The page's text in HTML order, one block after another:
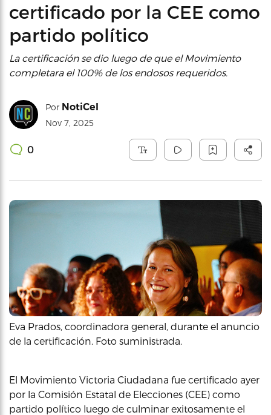
certificado por la CEE como
partido político
La certificación se dio luego de que el Movimiento
completara el 100% de los endosos requeridos.
Por NotiCel
Nov 7, 2025
0
Eva Prados, coordinadora general, durante el anuncio
de la certificación. Foto suministrada.
El Movimiento Victoria Ciudadana fue certificado ayer
por la Comisión Estatal de Elecciones (CEE) como
partido político luego de culminar exitosamente el